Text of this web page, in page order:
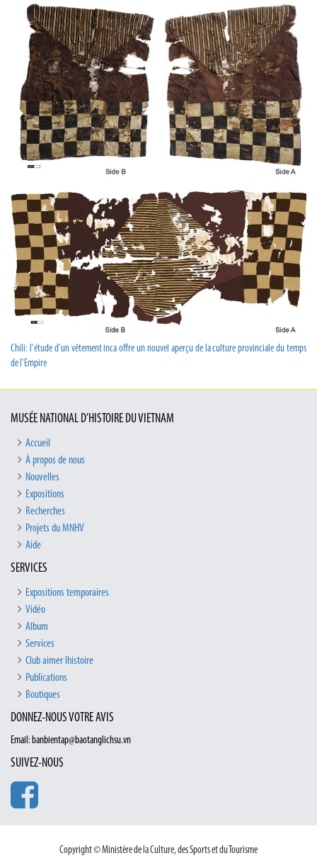
Chili: l'étude d'un vêtement inca offre un nouvel aperçu de la culture provinciale du temps
de l'Empire
MUSÉE NATIONAL D’HISTOIRE DU VIETNAM
Accueil
À propos de nous
Nouvelles
Expositions
Recherches
Projets du MNHV
Aide
SERVICES
Expositions temporaires
Vidéo
Album
Services
Club aimer lhistoire
Publications
Boutiques
DONNEZ-NOUS VOTRE AVIS
Email: banbientap@baotanglichsu.vn
SUIVEZ-NOUS
Copyright © Ministère de la Culture, des Sports et du Tourisme